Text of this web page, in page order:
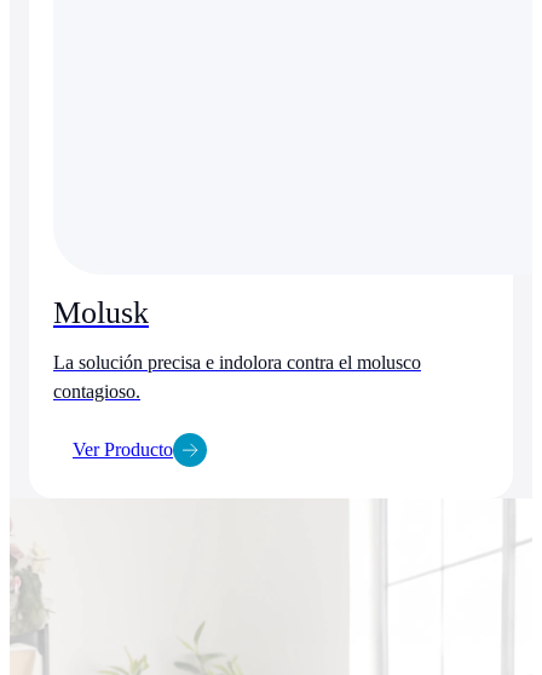
Molusk
La solución precisa e indolora contra el molusco
contagioso.
Ver Producto